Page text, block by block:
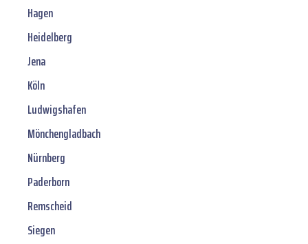
Hagen
Heidelberg
Jena
Köln
Ludwigshafen
Mönchengladbach
Nürnberg
Paderborn
Remscheid
Siegen